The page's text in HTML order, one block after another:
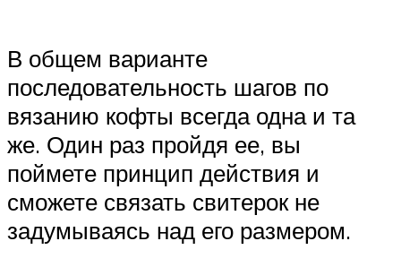
В общем варианте
последовательность шагов по
вязанию кофты всегда одна и та
же. Один раз пройдя ее, вы
поймете принцип действия и
сможете связать свитерок не
задумываясь над его размером.